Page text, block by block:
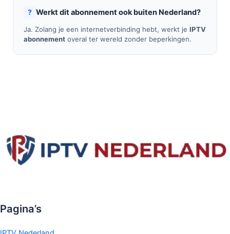
Werkt dit abonnement ook buiten Nederland?
Ja. Zolang je een internetverbinding hebt, werkt je IPTV
abonnement overal ter wereld zonder beperkingen.
Pagina’s